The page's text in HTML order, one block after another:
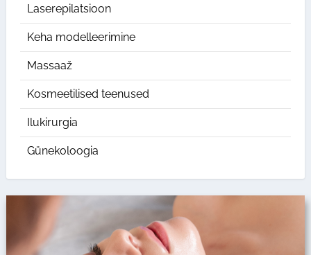
Laserepilatsioon
Keha modelleerimine
Massaaž
Kosmeetilised teenused
Ilukirurgia
Günekoloogia